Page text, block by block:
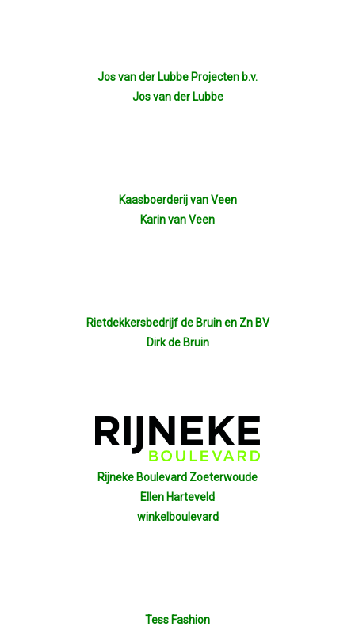
Jos van der Lubbe Projecten b.v.
Jos van der Lubbe
Kaasboerderij van Veen
Karin van Veen
Rietdekkersbedrijf de Bruin en Zn BV
Dirk de Bruin
Rijneke Boulevard Zoeterwoude
Ellen Harteveld
winkelboulevard
Tess Fashion